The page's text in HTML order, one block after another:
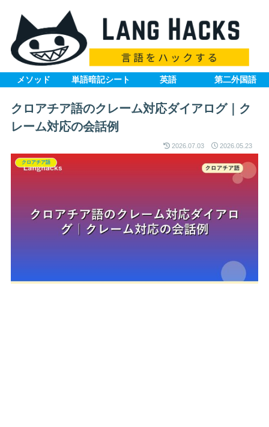
メソッド 単語暗記シート 英語 第二外国語
クロアチア語のクレーム対応ダイアログ｜ク
レーム対応の会話例
2026.07.03 2026.05.23
クロアチア語